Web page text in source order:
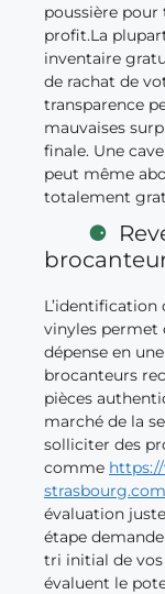
poussière
profit.La
inventaire
de rachat de
transparence
mauvaises
finale. Une
peut même
totalement
L’identification
vinyles permet
dépense en
brocanteurs
pièces
marché de la
solliciter des
comme
strasbourg.com
évaluation
étape
tri initial de vos
évaluent le